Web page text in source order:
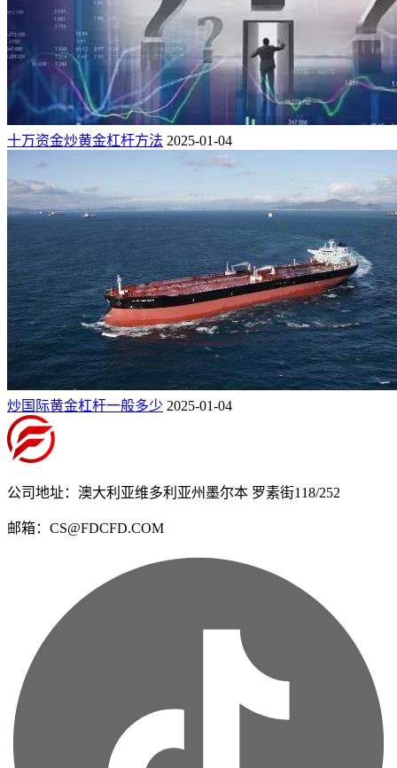
十万资金炒黄金杠杆方法 2025-01-04
炒国际黄金杠杆一般多少 2025-01-04
公司地址：澳大利亚维多利亚州墨尔本 罗素街118/252
邮箱：CS@FDCFD.COM